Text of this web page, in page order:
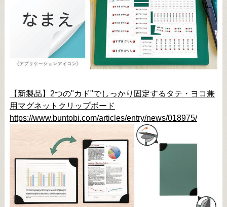
【新製品】2つの"カド"でしっかり固定するタテ・ヨコ兼
用マグネットクリップボード
https://www.buntobi.com/articles/entry/news/018975/